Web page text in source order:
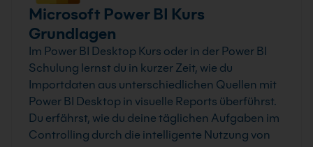
Microsoft Power BI Kurs
Grundlagen
Im Power BI Desktop Kurs oder in der Power BI
Schulung lernst du in kurzer Zeit, wie du
Importdaten aus unterschiedlichen Quellen mit
Power BI Desktop in visuelle Reports überführst.
Du erfährst, wie du deine täglichen Aufgaben im
Controlling durch die intelligente Nutzung von